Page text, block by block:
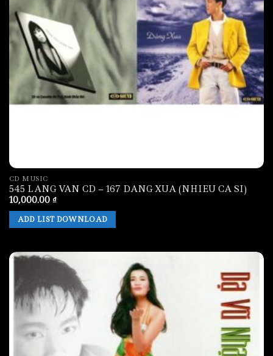
CD MUSIC
545 LANG VAN CD – 167 DANG XUA (NHIEU CA SI)
10,000.00 ₫
ADD LIST DOWNLOAD